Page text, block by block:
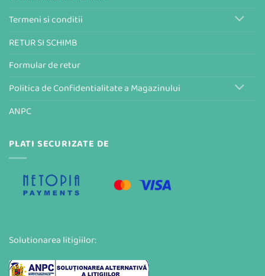
Termeni si conditii
RETUR SI SCHIMB
Formular de retur
Politica de Confidentialitate a Magazinului
ANPC
PLATI SECURIZATE DE
Solutionarea litigiilor: